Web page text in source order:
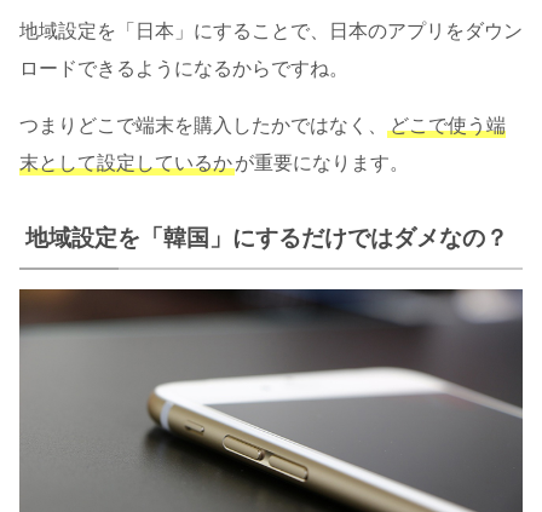
地域設定を「日本」にすることで、日本のアプリをダウン
ロードできるようになるからですね。
つまりどこで端末を購入したかではなく、
どこで使う端
末として設定しているかが重要になります。
地域設定を「韓国」にするだけではダメなの？